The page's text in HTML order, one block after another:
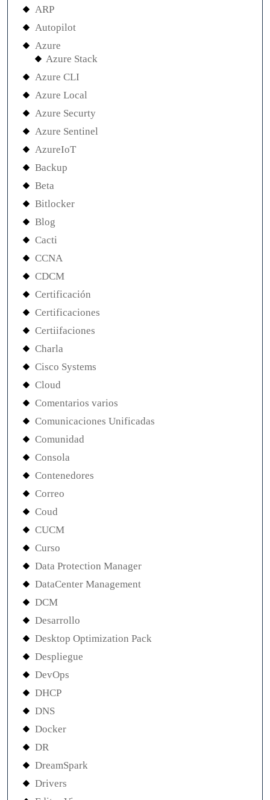
ARP
Autopilot
Azure
Azure Stack
Azure CLI
Azure Local
Azure Securty
Azure Sentinel
AzureIoT
Backup
Beta
Bitlocker
Blog
Cacti
CCNA
CDCM
Certificación
Certificaciones
Certiifaciones
Charla
Cisco Systems
Cloud
Comentarios varios
Comunicaciones Unificadas
Comunidad
Consola
Contenedores
Correo
Coud
CUCM
Curso
Data Protection Manager
DataCenter Management
DCM
Desarrollo
Desktop Optimization Pack
Despliegue
DevOps
DHCP
DNS
Docker
DR
DreamSpark
Drivers